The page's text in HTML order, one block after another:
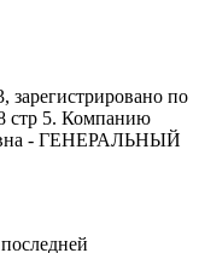
по
стр 5. Компанию
- ГЕНЕРАЛЬНЫЙ